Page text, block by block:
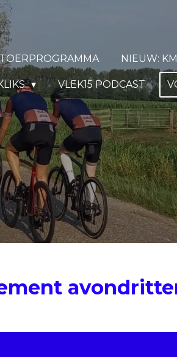
TOERPROGRAMMA NIEUW:
VLEK15 PODCAST